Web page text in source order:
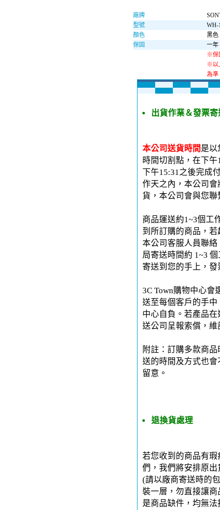
廠牌
型號
WH-
顏色
黑色
保固
一年
※保
※以
為準
出貨作業＆發票寄
本公司送貨時間 是以
時間切割點，在下
下午15:31之後完成
作天之內，本公司
貨，本公司會與您
商品運送約1~3個工
到所訂購的商品，
本公司客服人員聯
局寄送時間約 1~3
寄送到您的手上，
3C Town購物中心
送至每個客戶的手中
中心自負。若產品
送公司呈報索償，
附註：訂購多款商
送的時間及方式也
留意。
退換貨處理
若您收到的商品有
們，我們將安排原
(請以廠商寄送時的
裝一層，勿直接讓
是商品缺件，均無